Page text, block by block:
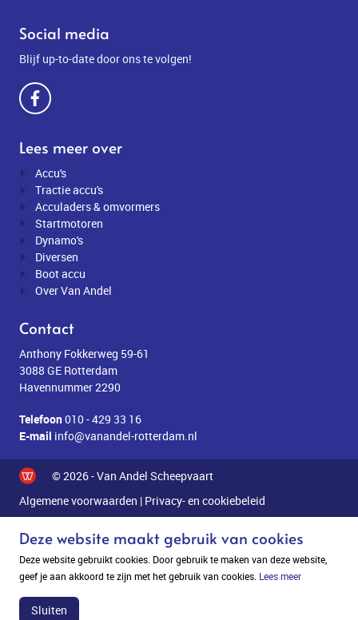
Social media
Blijf up-to-date door ons te volgen!
Lees meer over
Accu's
Tractie accu's
Acculaders & omvormers
Startmotoren
Dynamo's
Diversen
Boot accu
Over Van Andel
Contact
Anthony Fokkerweg 59-61
3088 GE Rotterdam
Havennummer 2290
Telefoon010 - 429 33 16
E-mail info@vanandel-rotterdam.nl
© 2026 - Van Andel Scheepvaart
Algemene voorwaarden | Privacy- en cookiebeleid
Deze website maakt gebruik van cookies
Deze website gebruikt cookies. Door gebruik te maken van deze website,
geef je aan akkoord te zijn met het gebruik van cookies. Lees meer
Sluiten